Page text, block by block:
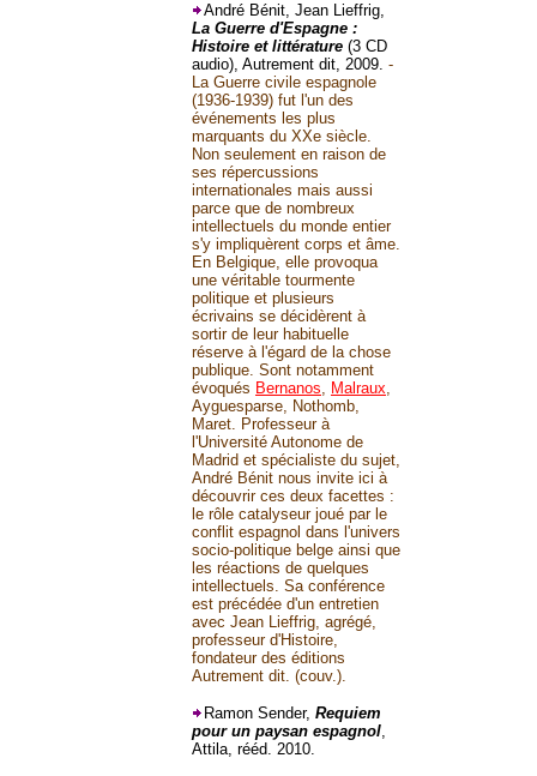
André Bénit, Jean Lieffrig,
La Guerre d'Espagne :
Histoire et littérature (3 CD
audio), Autrement dit, 2009. -
La Guerre civile espagnole
(1936-1939) fut l'un des
événements les plus
marquants du XXe siècle.
Non seulement en raison de
ses répercussions
internationales mais aussi
parce que de nombreux
intellectuels du monde entier
s'y impliquèrent corps et âme.
En Belgique, elle provoqua
une véritable tourmente
politique et plusieurs
écrivains se décidèrent à
sortir de leur habituelle
réserve à l'égard de la chose
publique. Sont notamment
évoqués Bernanos, Malraux,
Ayguesparse, Nothomb,
Maret. Professeur à
l'Université Autonome de
Madrid et spécialiste du sujet,
André Bénit nous invite ici à
découvrir ces deux facettes :
le rôle catalyseur joué par le
conflit espagnol dans l'univers
socio-politique belge ainsi que
les réactions de quelques
intellectuels. Sa conférence
est précédée d'un entretien
avec Jean Lieffrig, agrégé,
professeur d'Histoire,
fondateur des éditions
Autrement dit. (couv.).
Ramon Sender, Requiem
pour un paysan espagnol,
Attila, rééd. 2010.